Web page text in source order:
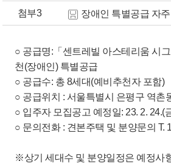
첨부3 장애인 특별공급 자
○ 공급명:「센트레빌 아스테리움 시
천(장애인) 특별공급
○ 공급수: 총 8세대(예비추천자 포함)
○ 공급위치 : 서울특별시 은평구 역촌
○ 입주자 모집공고 예정일: 23. 2. 24.(
○ 문의전화 : 견본주택 및 분양문의 T.
※상기 세대수 및 분양일정은 예정사